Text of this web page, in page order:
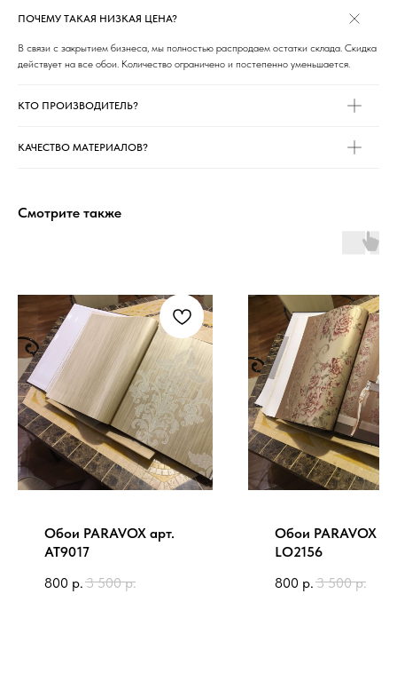
ПОЧЕМУ ТАКАЯ НИЗКАЯ ЦЕНА?
В связи с закрытием бизнеса, мы полностью распродаем остатки склада. Скидка
действует на все обои. Количество ограничено и постепенно уменьшается.
КТО ПРОИЗВОДИТЕЛЬ?
КАЧЕСТВО МАТЕРИАЛОВ?
Смотрите также
Обои PARAVOX арт.
AT9017
800 р. 3 500 р.
Обои PARAVOX
LO2156
800 р. 3 500 р.